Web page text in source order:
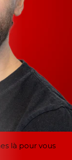
là pour vous